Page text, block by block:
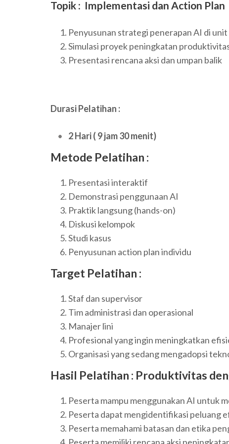
Topik : Implementasi dan Action Plan
Penyusunan strategi penerapan AI di unit
Simulasi proyek peningkatan
Presentasi rencana aksi dan umpan balik
Durasi Pelatihan :
2 Hari ( 9 jam 30 menit)
Metode Pelatihan :
Presentasi interaktif
Demonstrasi penggunaan AI
Praktik langsung (hands-on)
Diskusi kelompok
Studi kasus
Penyusunan action plan individu
Target Pelatihan :
Staf dan supervisor
Tim administrasi dan operasional
Manajer lini
Profesional yang ingin meningkatkan
Organisasi yang sedang mengadopsi
Hasil Pelatihan : Produktivitas
Peserta mampu menggunakan AI untuk
Peserta dapat mengidentifikasi peluang
Peserta memahami batasan dan etika